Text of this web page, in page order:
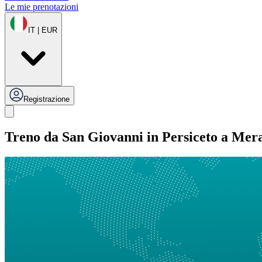
Le mie prenotazioni
IT | EUR
Registrazione
Treno da San Giovanni in Persiceto a